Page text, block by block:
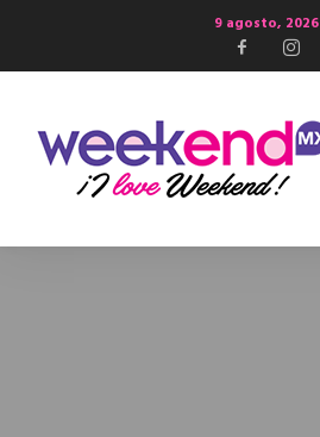
9 agosto, 2026